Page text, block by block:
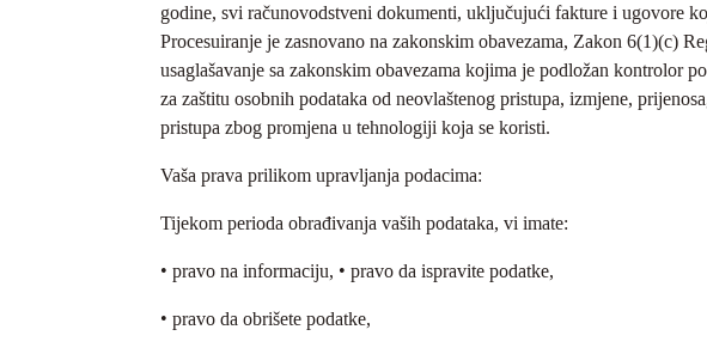
godine, svi računovodstveni dokumenti, uključujući fakture i ugovore
Procesuiranje je zasnovano na zakonskim obavezama, Zakon 6(1)(c)
usaglašavanje sa zakonskim obavezama kojima je podložan kontrolor
za zaštitu osobnih podataka od neovlaštenog pristupa, izmjene,
pristupa zbog promjena u tehnologiji koja se koristi.
Vaša prava prilikom upravljanja podacima:
Tijekom perioda obrađivanja vaših podataka, vi imate:
• pravo na informaciju, • pravo da ispravite podatke,
• pravo da obrišete podatke,